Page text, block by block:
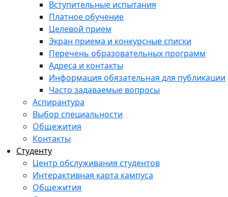
Вступительные испытания
Платное обучение
Целевой прием
Экран приема и конкурсные списки
Перечень образовательных программ
Адреса и контакты
Информация обязательная для публикации
Часто задаваемые вопросы
Аспирантура
Выбор специальности
Общежития
Контакты
Студенту
Центр обслуживания студентов
Интерактивная карта кампуса
Общежития